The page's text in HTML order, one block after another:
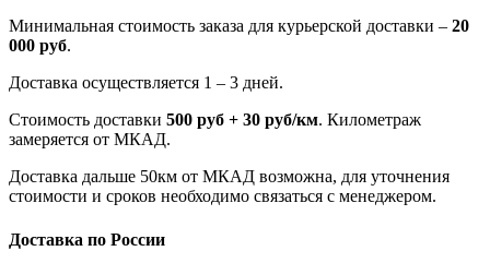
Минимальная стоимость заказа для курьерской доставки – 20
000 руб.
Доставка осуществляется 1 – 3 дней.
Стоимость доставки 500 руб + 30 руб/км. Километраж
замеряется от МКАД.
Доставка дальше 50км от МКАД возможна, для уточнения
стоимости и сроков необходимо связаться с менеджером.
Доставка по России